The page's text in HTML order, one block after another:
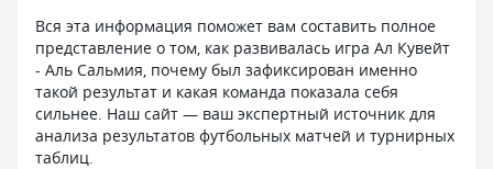
Вся эта информация поможет вам составить полное
представление о том, как развивалась игра Ал Кувейт
- Аль Сальмия, почему был зафиксирован именно
такой результат и какая команда показала себя
сильнее. Наш сайт — ваш экспертный источник для
анализа результатов футбольных матчей и турнирных
таблиц.